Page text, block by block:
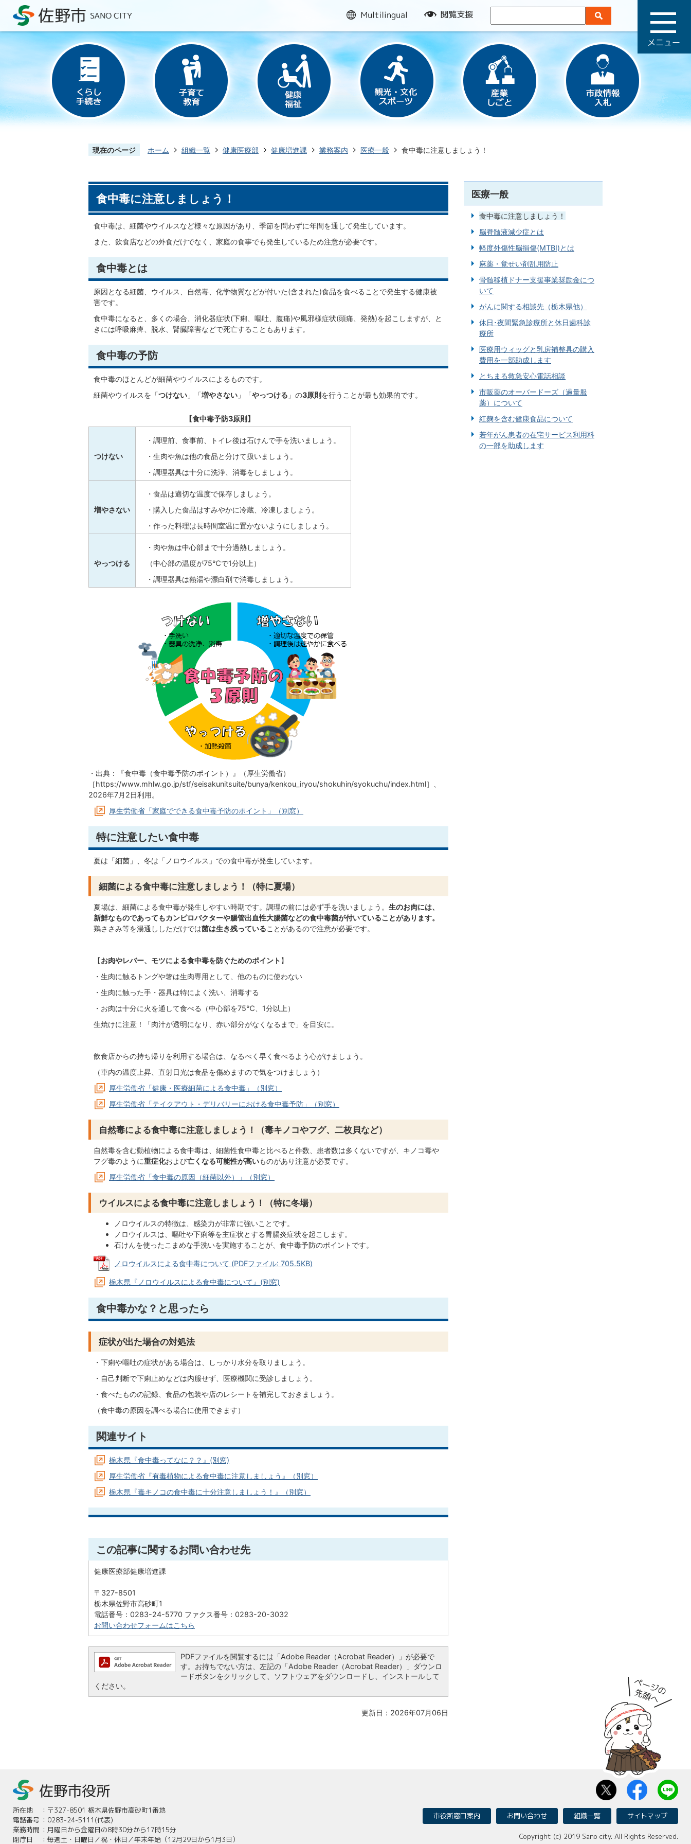
multilingual
閲
援
現在のページ ホーム 組織一覧 健康医療部 健康増進課 業務案内 医療一般 食中毒に注意しましょう！
食中毒に注意しましょう！
食中毒は、細菌やウイルスなど様々な原因があり、季節を問わずに年間を通して発生しています。
また、飲食店などの外食だけでなく、家庭の食事でも発生しているため注意が必要です。
食中毒とは
原因となる細菌、ウイルス、自然毒、化学物質などが付いた(含まれた)食品を食べることで発生する健康被
害です。
食中毒になると、多くの場合、消化器症状(下痢、嘔吐、腹痛)や風邪様症状(頭痛、発熱)を起こしますが、と
きには呼吸麻痺、脱水、腎臓障害などで死亡することもあります。
食中毒の予防
食中毒のほとんどが細菌やウイルスによるものです。
細菌やウイルスを「つけない 」「増やさない 」「やっつける 」の3原則を行うことが最も効果的です。
【食中毒予防3原則】
つけない
・調理前、食事前、トイレ後は石けんで手を洗いましょう。
・生肉や魚は他の食品と分けて扱いましょう。
・調理器具は十分に洗浄、消毒をしましょう。
増やさない
・食品は適切な温度で保存しましょう。
・購入した食品はすみやかに冷蔵、冷凍しましょう。
・作った料理は長時間室温に置かないようにしましょう。
やっつける
・肉や魚は中心部まで十分過熱しましょう。
（中心部の温度が75℃で1分以上）
・調理器具は熱湯や漂白剤で消毒しましょう。
・出典：『食中毒（食中毒予防のポイント）』（厚生労働省）
［https://www.mhlw.go.jp/stf/seisakunitsuite/bunya/kenkou_iryou/shokuhin/syokuchu/index.html］、
2026年7月2日利用。
厚生労働省「家庭でできる食中毒予防のポイント」（別窓）
特に注意したい食中毒
夏は「細菌」、冬は「ノロウイルス」での食中毒が発生しています。
細菌による食中毒に注意しましょう！（特に夏場）
夏場は、細菌による食中毒が発生しやすい時期です。調理の前には必ず手を洗いましょう。 生のお肉には、
新鮮なものであってもカンピロバクターや腸管出血性大腸菌などの食中毒菌が付いていることがあります。
鶏ささみ等を湯通ししただけでは菌は生き残っていることがあるので注意が必要です。
【お肉やレバー、モツによる食中毒を防ぐためのポイント 】
・生肉に触るトングや箸は生肉専用として、他のものに使わない
・生肉に触った手・器具は特によく洗い、消毒する
・お肉は十分に火を通して食べる（中心部を75℃、1分以上）
生焼けに注意！「肉汁が透明になり、赤い部分がなくなるまで」を目安に。
飲食店からの持ち帰りを利用する場合は、なるべく早く食べるよう心がけましょう。
（車内の温度上昇、直射日光は食品を傷めますので気をつけましょう）
厚生労働省「健康・医療細菌による食中毒」（別窓）
厚生労働省「テイクアウト・デリバリーにおける食中毒予防」（別窓）
自然毒による食中毒に注意しましょう！（毒キノコやフグ、二枚貝など）
自然毒を含む動植物による食中毒は、細菌性食中毒と比べると件数、患者数は多くないですが、キノコ毒や
フグ毒のように重症化および亡くなる可能性が高いものがあり注意が必要です。
厚生労働省「食中毒の原因（細菌以外）」（別窓）
ウイルスによる食中毒に注意しましょう！（特に冬場）
ノロウイルスの特徴は、感染力が非常に強いことです。
ノロウイルスは、嘔吐や下痢等を主症状とする胃腸炎症状を起こします。
石けんを使ったこまめな手洗いを実施することが、食中毒予防のポイントです。
ノロウイルスによる食中毒について (PDFファイル: 705.5KB)
栃木県『ノロウイルスによる食中毒について』(別窓)
食中毒かな？と思ったら
症状が出た場合の対処法
・下痢や嘔吐の症状がある場合は、しっかり水分を取りましょう。
・自己判断で下痢止めなどは内服せず、医療機関に受診しましょう。
・食べたものの記録、食品の包装や店のレシートを補完しておきましょう。
（食中毒の原因を調べる場合に使用できます）
関連サイト
栃木県『食中毒ってなに？？』(別窓)
厚生労働省『有毒植物による食中毒に注意しましょう』（別窓）
栃木県『毒キノコの食中毒に十分注意しましょう！』（別窓）
この記事に関するお問い合わせ先
健康医療部健康増進課
〒327-8501
栃木県佐野市高砂町1
電話番号：0283-24-5770 ファクス番号：0283-20-3032
お問い合わせフォームはこちら
PDFファイルを閲覧するには「Adobe Reader（Acrobat Reader）」が必要で
す。お持ちでない方は、左記の「Adobe Reader（Acrobat Reader）」ダウンロ
ードボタンをクリックして、ソフトウェアをダウンロードし、インストールして
ください。
更新日：2026年07月06日
医療一般
食中毒に注意しましょう！
脳脊髄液減少症とは
軽度外傷性脳損傷(MTBI)とは
麻薬・覚せい剤乱用防止
骨髄移植ドナー支援事業奨励金につ
いて
がんに関する相談先（栃木県他）
休日･夜間緊急診療所と休日歯科診
療所
医療用ウィッグと乳房補整具の購入
費用を一部助成します
とちまる救急安心電話相談
市販薬のオーバードーズ（過量服
薬）について
紅麹を含む健康食品について
若年がん患者の在宅サービス利用料
の一部を助成します
所在地 ： 〒327-8501 栃木県佐野市高砂町1番地
電話番号 ： 0283-24-5111(代表)
業務時間 ： 月曜日から金曜日の8時30分から17時15分
閉庁日
： 毎週土・日曜日／祝・休日／年末年始（12月29日から1月3日）
市役所窓口案内 お問い合わせ 組織一覧 サイトマップ
Copyright (c) 2019 Sano city. All Rights Reserved.